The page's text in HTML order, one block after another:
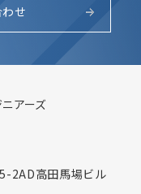
せ
アーズ
2AD高田馬場ビル